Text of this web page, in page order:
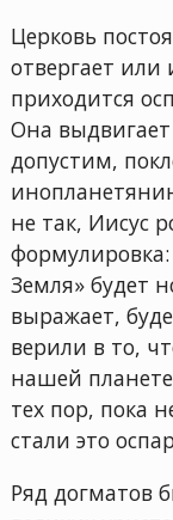
Церковь
отвергает или
приходится
Она
допустим,
не так, Иисус
Земля» будет
выражает,
верили в то,
нашей
тех пор, пока
стали это
Ряд догматов